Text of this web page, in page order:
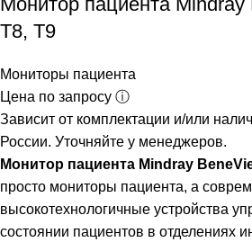
T8, T9
Мониторы пациента
Цена по запросу ⓘ
Зависит от комплектации и/или
России. Уточняйте у менеджеров.
Монитор пациента Mindray
просто мониторы пациента, а
высокотехнологичные устройства
состоянии пациентов в отделениях